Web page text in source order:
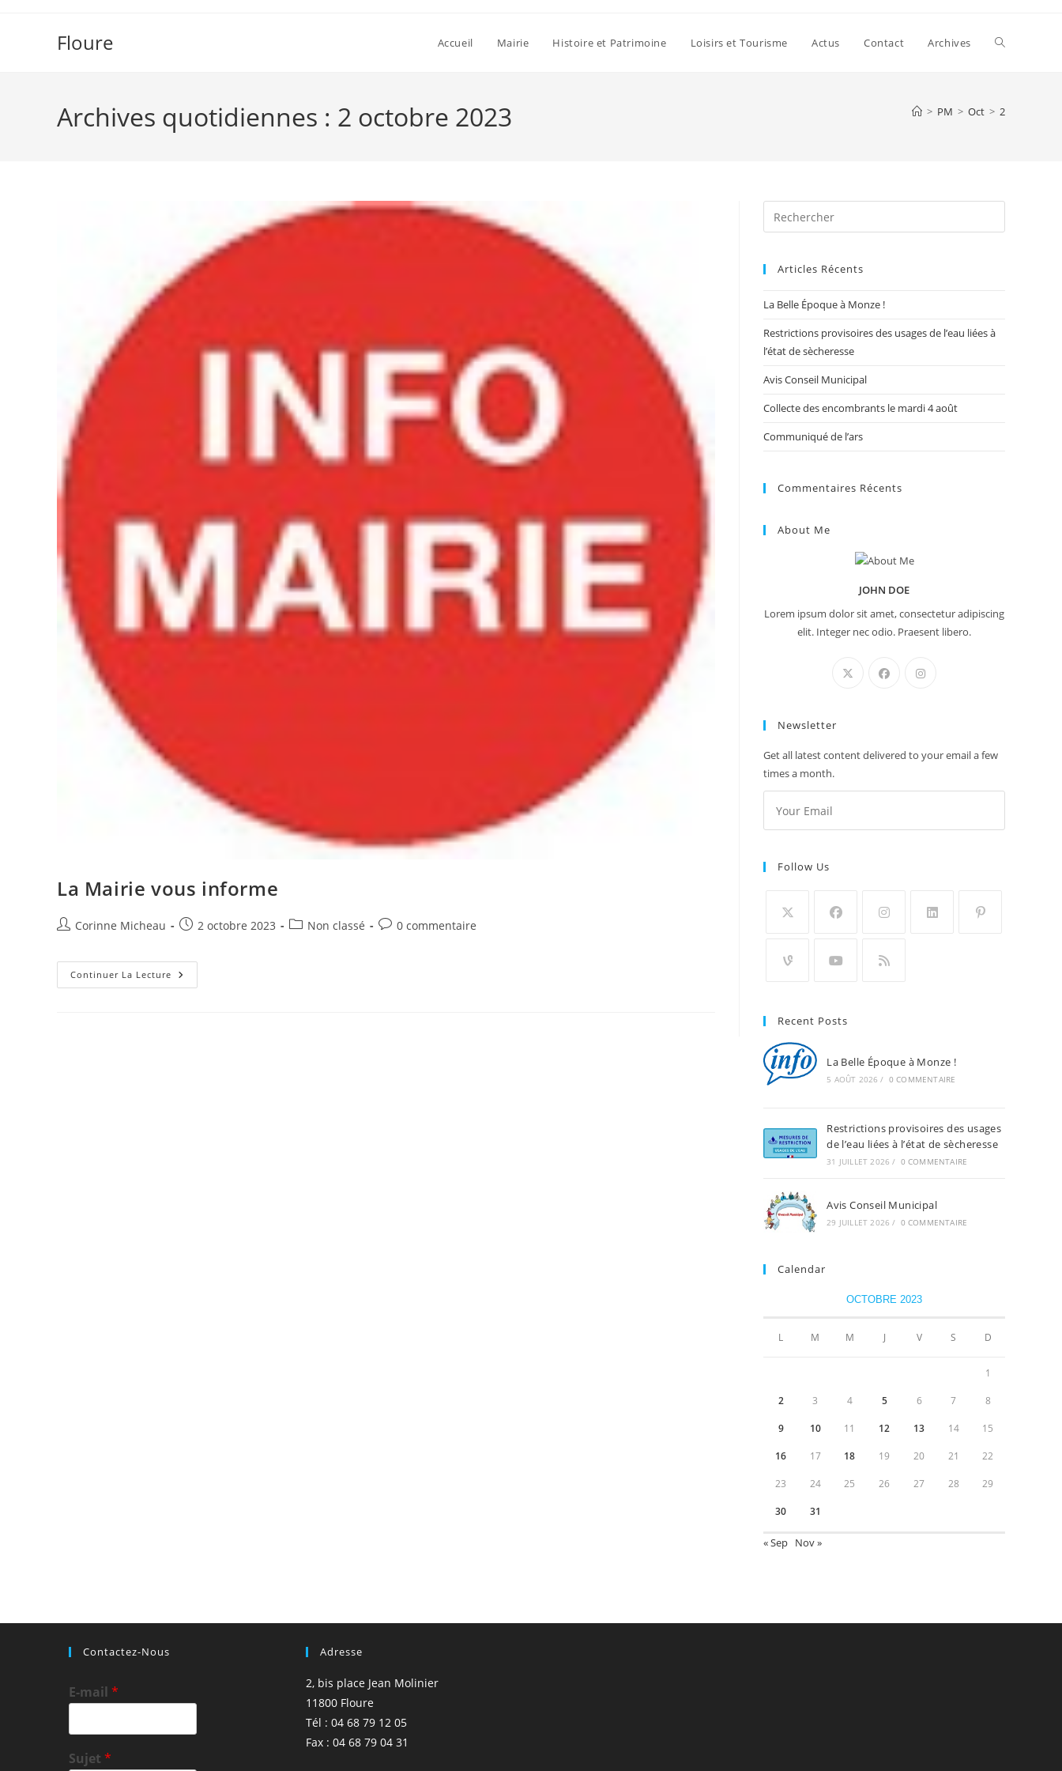
Floure Accueil Mairie Histoire et Patrimoine Loisirs et Tourisme Actus Contact Archives Toggle
Archives quotidiennes : 2 octobre 2023 > PM > Oct > 2
La Mairie vous informe
Auteur/autrice
la
publication :
Corinne Micheau
Publication
2 octobre 2023
PostNon classé
Commentaires
0 commentaire
Continuer La Lecture La
Mairie
Escape
Articles Récents
La Belle Époque à Monze !
Restrictions provisoires des usages de l’eau liées à
l’état de sècheresse
Avis Conseil Municipal
Collecte des encombrants le mardi 4 août
Communiqué de l’ars
Commentaires Récents
About Me
JOHN DOE
Lorem ipsum dolor sit amet, consectetur adipiscing
elit. Integer nec odio. Praesent libero.
Newsletter
Get all latest content delivered to your email a few
times a month.
Follow Us
Recent Posts
La Belle Époque à Monze !
5 AOÛT 2026 / 0 COMMENTAIRE
Restrictions provisoires des usages
de l’eau liées à l’état de sècheresse
31 JUILLET 2026 / 0 COMMENTAIRE
Avis Conseil Municipal
29 JUILLET 2026 / 0 COMMENTAIRE
Calendar
OCTOBRE 2023
L M M J V S D
1
2 3 4 5 6 7 8
9 10 11 12 13 14 15
16 17 18 19 20 21 22
23 24 25 26 27 28 29
30 31
« Sep Nov »
Contactez-Nous
E-mail *
Sujet *
Adresse
2, bis place Jean Molinier
11800 Floure
Tél : 04 68 79 12 05
Fax : 04 68 79 04 31